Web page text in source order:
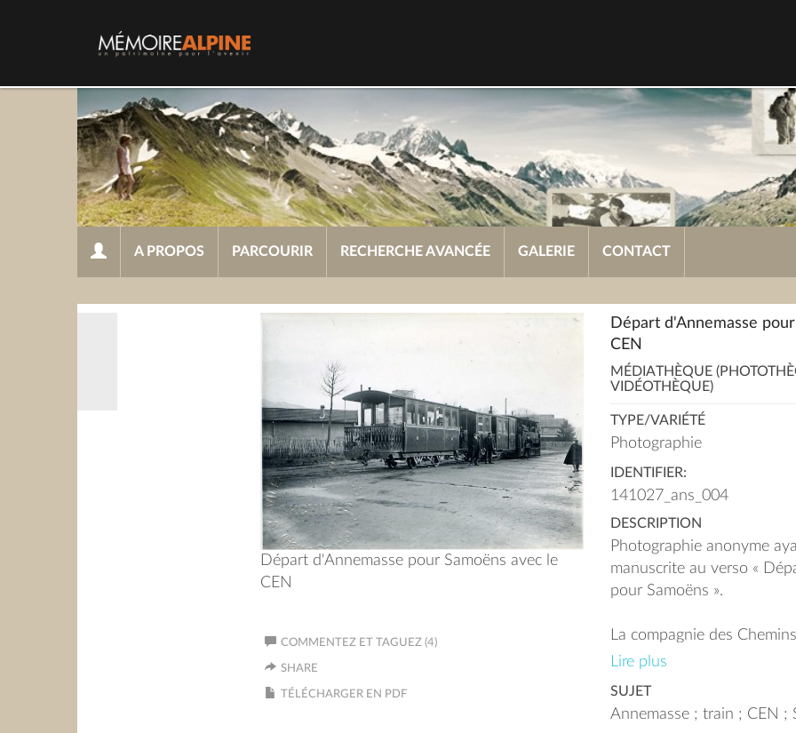
A PROPOS PARCOURIR RECHERCHE AVANCÉE GALERIE CONTACT
Départ d'Annemasse pour Samoëns avec le
CEN
COMMENTEZ ET TAGUEZ (4)
SHARE
TÉLÉCHARGER EN PDF
Départ d'Annemasse
CEN
MÉDIATHÈQUE
VIDÉOTHÈQUE)
TYPE/VARIÉTÉ
Photographie
IDENTIFIER:
141027_ans_004
DESCRIPTION
Photographie anonyme
manuscrite au verso «
pour Samoëns ».
La compagnie des
économiques du Nord
d'Annemasse à Sixt, en
Lire plus
SUJET
Annemasse ; train ; CEN ;